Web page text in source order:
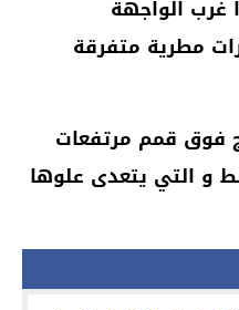
غرب الواجهة
مطرية متفرقة
فوق قمم مرتفعات
و التي يتعدى علوها